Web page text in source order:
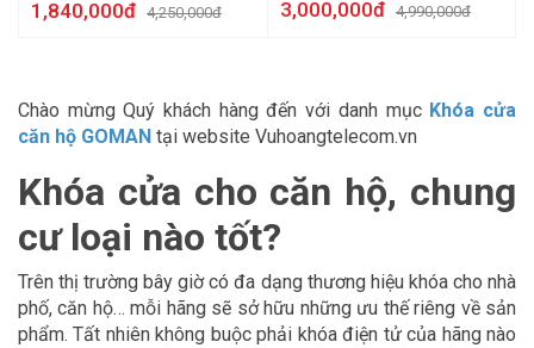
1,840,000đ 4,250,000đ 3,000,000đ 4,990,000đ
Chào mừng Quý khách hàng đến với danh mục Khóa cửa
căn hộ GOMAN tại website Vuhoangtelecom.vn
Khóa cửa cho căn hộ, chung
cư loại nào tốt?
Trên thị trường bây giờ có đa dạng thương hiệu khóa cho nhà
phố, căn hộ… mỗi hãng sẽ sở hữu những ưu thế riêng về sản
phẩm. Tất nhiên không buộc phải khóa điện tử của hãng nào